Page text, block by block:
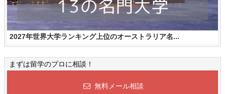
2027年世界大学ランキング上位のオーストラリア名...
まずは留学のプロに相談！
無料メール相談